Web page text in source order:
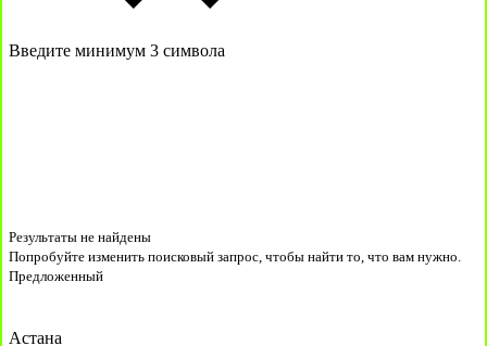
Введите минимум 3 символа
Результаты не найдены
Попробуйте изменить поисковый запрос, чтобы найти то, что вам нужно.
Предложенный
Астана